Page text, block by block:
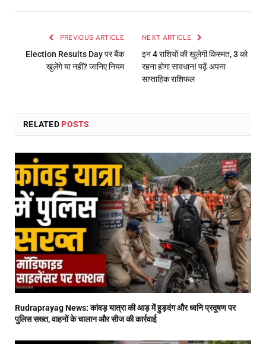
PREVIOUS ARTICLE
Election Results Day पर बैंक
खुलेंगे या नहीं? जानिए नियम
NEXT ARTICLE
इन 4 राशियों की खुलेगी किस्मत, 3 को
रहना होगा सावधान! पढ़ें अपना
साप्ताहिक राशिफल
RELATED POSTS
Rudraprayag News: कांवड़ यात्रा की आड़ में हुड़दंग और ध्वनि प्रदूषण पर
पुलिस सख्त, वाहनों के चालान और सीज की कार्रवाई